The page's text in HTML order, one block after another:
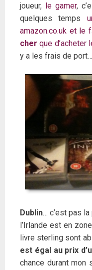
joueur, le gamer,
quelques temps
amazon.co.uk et le
cher que d’acheter
y a les frais de port…
Dublin… c’est pas
l’Irlande est en
livre sterling sont
est égal au prix
chance durant mon